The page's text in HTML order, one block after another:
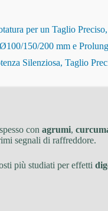
per un Taglio
150/200 mm e
Silenziosa, Taglio
con agrumi,
segnali di raffreddore.
più studiati per effetti